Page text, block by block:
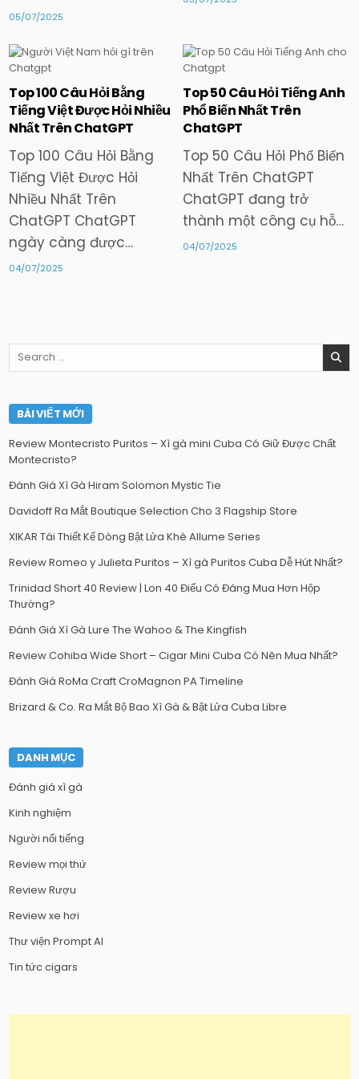
05/07/2025
Posted
in
Top 100 Câu Hỏi Bằng
Tiếng Việt Được Hỏi Nhiều
Nhất Trên ChatGPT
Top 100 Câu Hỏi Bằng
Tiếng Việt Được Hỏi
Nhiều Nhất Trên
ChatGPT ChatGPT
ngày càng được…
04/07/2025
Posted
in
Top 50 Câu Hỏi Tiếng Anh
Phổ Biến Nhất Trên
ChatGPT
Top 50 Câu Hỏi Phổ Biến
Nhất Trên ChatGPT
ChatGPT đang trở
thành một công cụ hỗ…
04/07/2025
Search
BÀI VIẾT MỚI
Review Montecristo Puritos – Xì gà mini Cuba Có Giữ Được Chất
Montecristo?
Đánh Giá Xì Gà Hiram Solomon Mystic Tie
Davidoff Ra Mắt Boutique Selection Cho 3 Flagship Store
XIKAR Tái Thiết Kế Dòng Bật Lửa Khè Allume Series
Review Romeo y Julieta Puritos – Xì gà Puritos Cuba Dễ Hút Nhất?
Trinidad Short 40 Review | Lon 40 Điếu Có Đáng Mua Hơn Hộp
Thường?
Đánh Giá Xì Gà Lure The Wahoo & The Kingfish
Review Cohiba Wide Short – Cigar Mini Cuba Có Nên Mua Nhất?
Đánh Giá RoMa Craft CroMagnon PA Timeline
Brizard & Co. Ra Mắt Bộ Bao Xì Gà & Bật Lửa Cuba Libre
DANH MỤC
Đánh giá xì gà
Kinh nghiệm
Người nổi tiếng
Review mọi thứ
Review Rượu
Review xe hơi
Thư viện Prompt AI
Tin tức cigars